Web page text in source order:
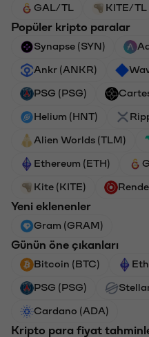
GAL/TL KITE/TL
Popüler kripto paralar
Synapse (SYN)
Ankr (ANKR)
PSG (PSG)
Helium (HNT)
Alien Worlds (TLM)
Ethereum (ETH)
Kite (KITE)
Yeni eklenenler
Gram (GRAM)
Günün öne çıkanları
Bitcoin (BTC)
PSG (PSG)
Cardano (ADA)
Kripto para fiyat